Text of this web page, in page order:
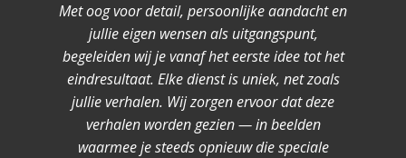
Met oog voor detail, persoonlijke aandacht en
jullie eigen wensen als uitgangspunt,
begeleiden wij je vanaf het eerste idee tot het
eindresultaat. Elke dienst is uniek, net zoals
jullie verhalen. Wij zorgen ervoor dat deze
verhalen worden gezien — in beelden
waarmee je steeds opnieuw die speciale